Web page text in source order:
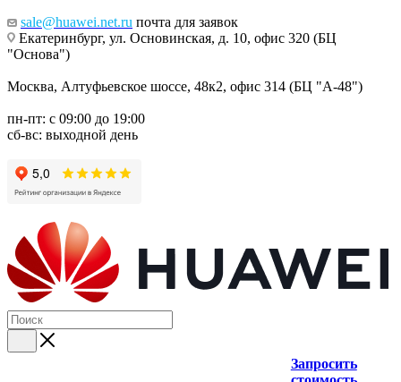
sale@huawei.net.ru почта для заявок
Екатеринбург, ул. Основинская, д. 10, офис 320 (БЦ
"Основа")
Москва, Алтуфьевское шоссе, 48к2, офис 314 (БЦ "А-48")
пн-пт: с 09:00 до 19:00
сб-вс: выходной день
Запросить